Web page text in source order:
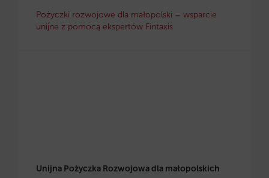
Pożyczki rozwojowe dla małopolski – wsparcie
unijne z pomocą ekspertów Fintaxis
Unijna Pożyczka Rozwojowa dla małopolskich